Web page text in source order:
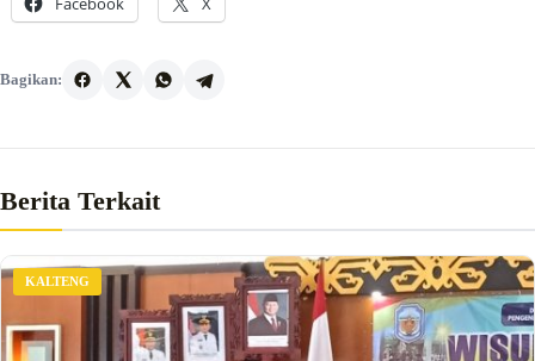
Bagikan:
Berita Terkait
KALTENG